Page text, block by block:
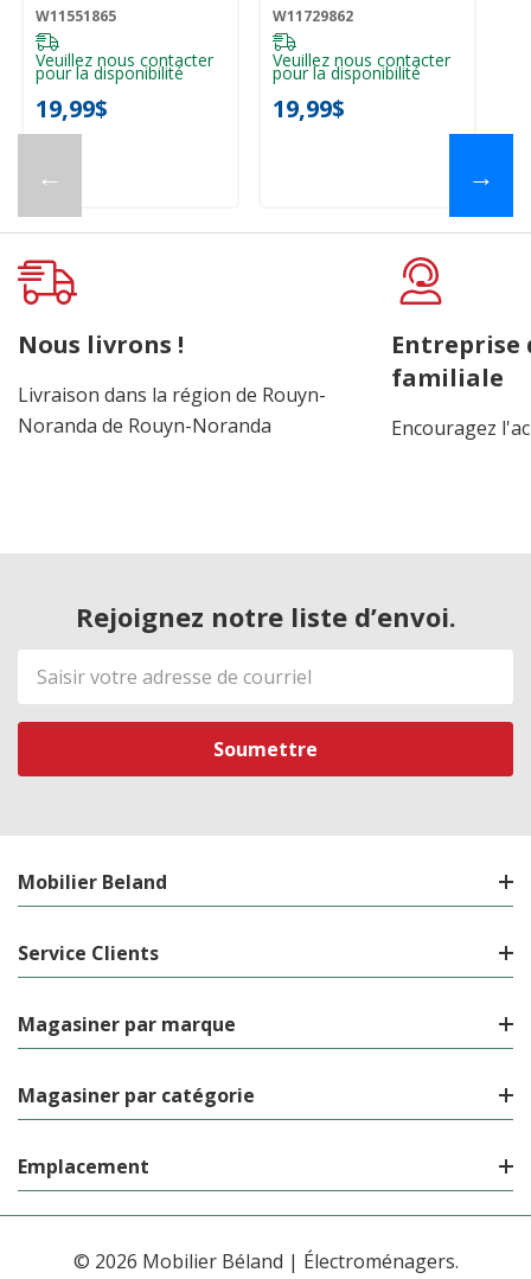
←
W11551865
Veuillez nous contacter
pour la disponibilité
19,99$
W11729862
Veuillez nous contacter
pour la disponibilité
19,99$
→
Nous livrons !
Livraison dans la région de Rouyn-
Noranda de Rouyn-Noranda
Entreprise
familiale
Encouragez
Rejoignez notre liste d’envoi.
Adresse
de
courriel
Mobilier Beland
Service Clients
Magasiner par marque
Magasiner par catégorie
Emplacement
© 2026 Mobilier Béland | Électroménagers.